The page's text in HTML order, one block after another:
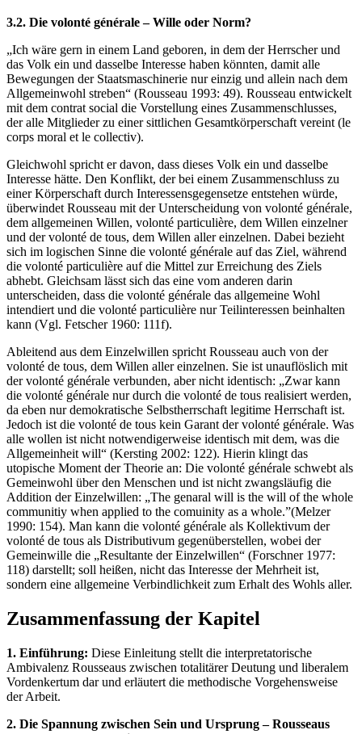
3.2. Die volonté générale – Wille oder Norm?
„Ich wäre gern in einem Land geboren, in dem der Herrscher und
das Volk ein und dasselbe Interesse haben könnten, damit alle
Bewegungen der Staatsmaschinerie nur einzig und allein nach dem
Allgemeinwohl streben“ (Rousseau 1993: 49). Rousseau entwickelt
mit dem contrat social die Vorstellung eines Zusammenschlusses,
der alle Mitglieder zu einer sittlichen Gesamtkörperschaft vereint (le
corps moral et le collectiv).
Gleichwohl spricht er davon, dass dieses Volk ein und dasselbe
Interesse hätte. Den Konflikt, der bei einem Zusammenschluss zu
einer Körperschaft durch Interessensgegensetze entstehen würde,
überwindet Rousseau mit der Unterscheidung von volonté générale,
dem allgemeinen Willen, volonté particulière, dem Willen einzelner
und der volonté de tous, dem Willen aller einzelnen. Dabei bezieht
sich im logischen Sinne die volonté générale auf das Ziel, während
die volonté particulière auf die Mittel zur Erreichung des Ziels
abhebt. Gleichsam lässt sich das eine vom anderen darin
unterscheiden, dass die volonté générale das allgemeine Wohl
intendiert und die volonté particulière nur Teilinteressen beinhalten
kann (Vgl. Fetscher 1960: 111f).
Ableitend aus dem Einzelwillen spricht Rousseau auch von der
volonté de tous, dem Willen aller einzelnen. Sie ist unauflöslich mit
der volonté générale verbunden, aber nicht identisch: „Zwar kann
die volonté générale nur durch die volonté de tous realisiert werden,
da eben nur demokratische Selbstherrschaft legitime Herrschaft ist.
Jedoch ist die volonté de tous kein Garant der volonté générale. Was
alle wollen ist nicht notwendigerweise identisch mit dem, was die
Allgemeinheit will“ (Kersting 2002: 122). Hierin klingt das
utopische Moment der Theorie an: Die volonté générale schwebt als
Gemeinwohl über den Menschen und ist nicht zwangsläufig die
Addition der Einzelwillen: „The genaral will is the will of the whole
communitiy when applied to the comuinity as a whole.”(Melzer
1990: 154). Man kann die volonté générale als Kollektivum der
volonté de tous als Distributivum gegenüberstellen, wobei der
Gemeinwille die „Resultante der Einzelwillen“ (Forschner 1977:
118) darstellt; soll heißen, nicht das Interesse der Mehrheit ist,
sondern eine allgemeine Verbindlichkeit zum Erhalt des Wohls aller.
Zusammenfassung der Kapitel
1. Einführung: Diese Einleitung stellt die interpretatorische
Ambivalenz Rousseaus zwischen totalitärer Deutung und liberalem
Vordenkertum dar und erläutert die methodische Vorgehensweise
der Arbeit.
2. Die Spannung zwischen Sein und Ursprung – Rousseaus